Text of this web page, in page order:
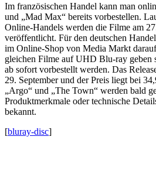
Im französischen Handel kann man
und „Mad Max“ bereits vorbestellen.
Online-Handels werden die Filme am
veröffentlicht. Für den deutschen
im Online-Shop von Media Markt
gleichen Filme auf UHD Blu-ray geben
ab sofort vorbestellt werden. Das
29. September und der Preis liegt bei
„Argo“ und „The Town“ werden bald
Produktmerkmale oder technische
bekannt.
[bluray-disc]